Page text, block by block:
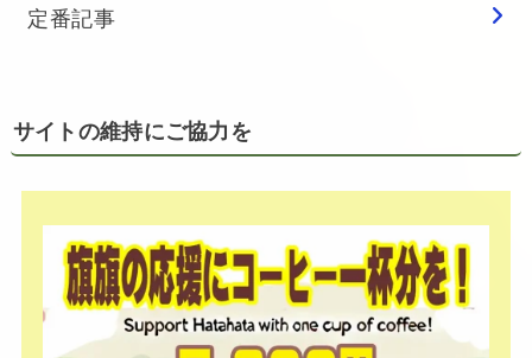
定番記事
サイトの維持にご協力を